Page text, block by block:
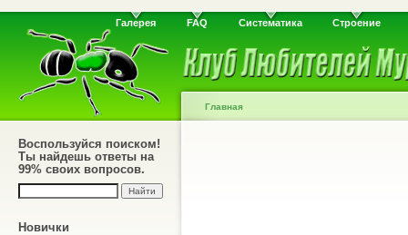
Галерея FAQ Систематика Строение
Воспользуйся поиском!
Ты найдешь ответы на
99% своих вопросов.
Новички
Главная